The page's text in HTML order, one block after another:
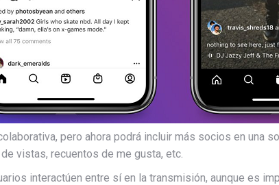
pero ahora podrá incluir más socios en una
vistas, recuentos de me gusta, etc.
interactúen entre sí en la transmisión, aunque es